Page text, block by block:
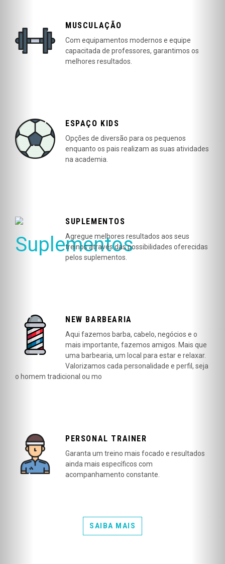
MUSCULAÇÃO
Com equipamentos modernos e equipe
capacitada de professores, garantimos os
melhores resultados.
ESPAÇO KIDS
Opções de diversão para os pequenos
enquanto os pais realizam as suas atividades
na academia.
SUPLEMENTOS
Agregue melhores resultados aos seus
treinos através das possibilidades oferecidas
pelos suplementos.
NEW BARBEARIA
Aqui fazemos barba, cabelo, negócios e o
mais importante, fazemos amigos. Mais que
uma barbearia, um local para estar e relaxar.
Valorizamos cada personalidade e perfil, seja
o homem tradicional ou mo
PERSONAL TRAINER
Garanta um treino mais focado e resultados
ainda mais específicos com
acompanhamento constante.
SAIBA MAIS